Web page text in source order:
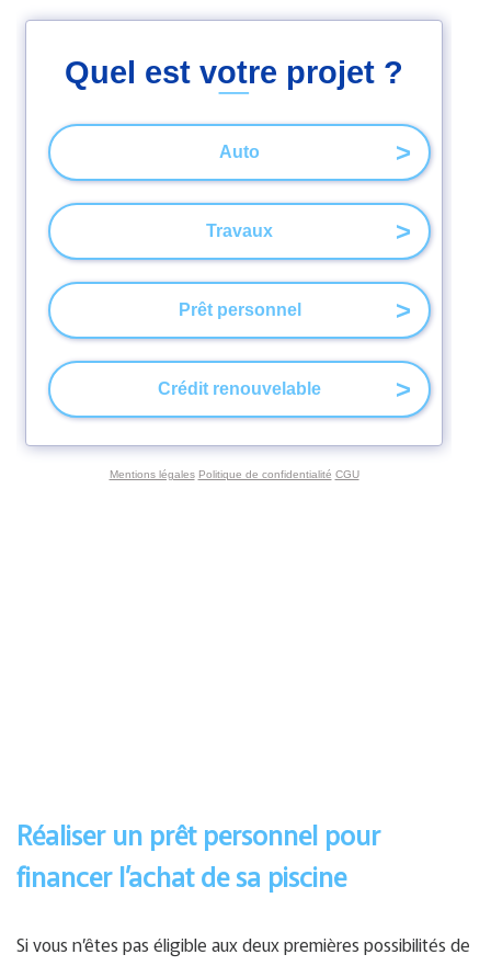
Réaliser un prêt personnel pour
financer l’achat de sa piscine
Si vous n’êtes pas éligible aux deux premières possibilités de